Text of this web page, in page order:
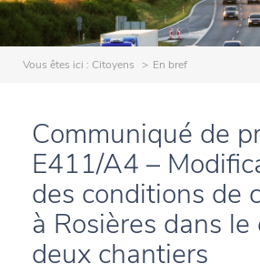
Vous êtes ici : Citoyens En bref
Communiqué de
E411/A4 –
des conditions de
à Rosières dans le
deux chantiers